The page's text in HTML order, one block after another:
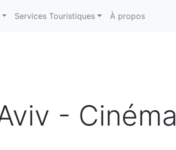
Services Touristiques À propos
- Cinéma